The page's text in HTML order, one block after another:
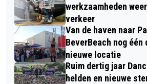
werkzaamheden
verkeer
Van de haven naar
BeverBeach nog één
nieuwe locatie
Ruim dertig jaar
helden en nieuwe